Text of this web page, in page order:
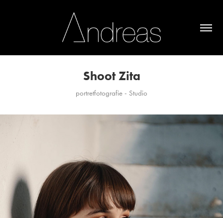
Shoot Zita
portretfotografie - Studio